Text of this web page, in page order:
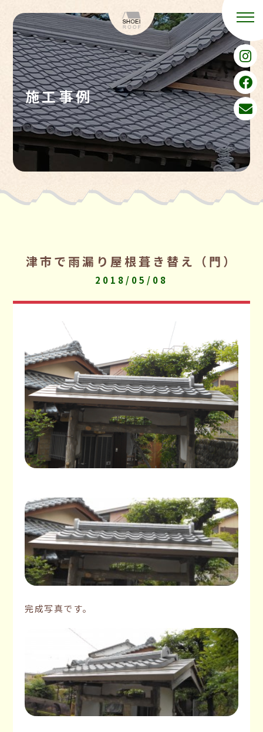
施工事例
津市で雨漏り屋根葺き替え（門）
2018/05/08
完成写真です。